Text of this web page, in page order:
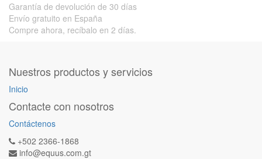
Garantía de devolución de 30 días
Envío gratuito en España
Compre ahora, recíbalo en 2 días.
Nuestros productos y servicios
Inicio
Contacte con nosotros
Contáctenos
+502 2366-1868
info@equus.com.gt